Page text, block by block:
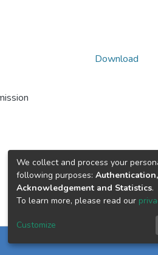
Download
We collect and process your
following purposes:
Acknowledgement and Statistics.
To learn more, please read our
Customize